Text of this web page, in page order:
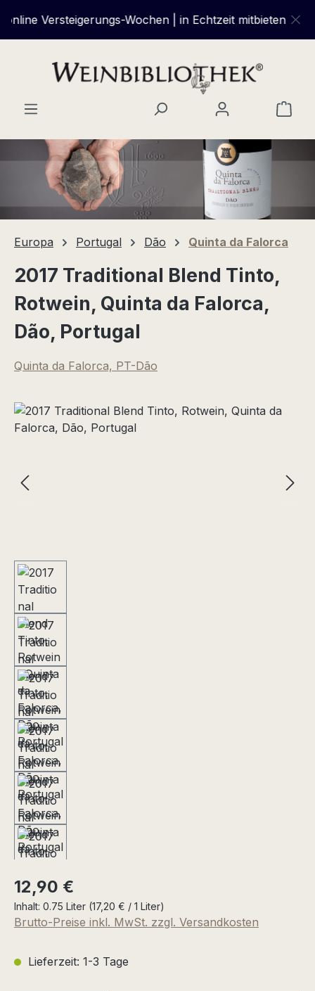
Zum Hauptinhalt springen
Versteigerungs-Wochen | in Echtzeit mitbieten und
Europa Portugal Dão Quinta da Falorca
2017 Traditional Blend Tinto,
Rotwein, Quinta da Falorca,
Dão, Portugal
Quinta da Falorca, PT-Dão
Bildergalerie überspringen
Regulärer Preis:
12,90 €
Inhalt: 0.75 Liter (17,20 € / 1 Liter)
Brutto-Preise inkl. MwSt. zzgl. Versandkosten
Lieferzeit: 1-3 Tage